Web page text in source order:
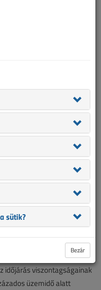
infrastruktúra
szellemében évente 2-3,
transzformátort cserél
10,5 kV-os 160 MVA
ezek a berendezések az
tartoznak.
érkezett az oroszlányi
55 évet szolgált, a
időjárás viszontagságainak
üzemidő alatt
sütik?
Bezár